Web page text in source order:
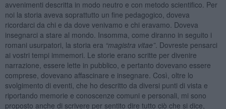
avvenimenti descritta in modo neutro e con metodo scientifico. Per
noi la storia aveva soprattutto un fine pedagogico, doveva
ricordarci da chi e da dove venivamo e chi eravamo. Doveva
insegnarci a stare al mondo. Insomma, come diranno in seguito i
romani usurpatori, la storia era “magistra vitae”. Dovreste pensarci
ai vostri tempi immemori. Le storie erano scritte per divenire
narrazione, essere lette in pubblico, e pertanto dovevano essere
comprese, dovevano affascinare e insegnare. Così, oltre lo
svolgimento di eventi, che ho descritto da diversi punti di vista e
riportando memorie e conoscenze comuni e personali, mi sono
proposto anche di scrivere per sentito dire tutto ciò che si dice,